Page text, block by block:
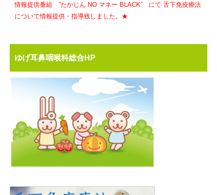
情報提供番組 ”たかじん NO マネー BLACK” にて 舌下免疫療法
について情報提供・指導致しました。★
ゆげ耳鼻咽喉科総合HP